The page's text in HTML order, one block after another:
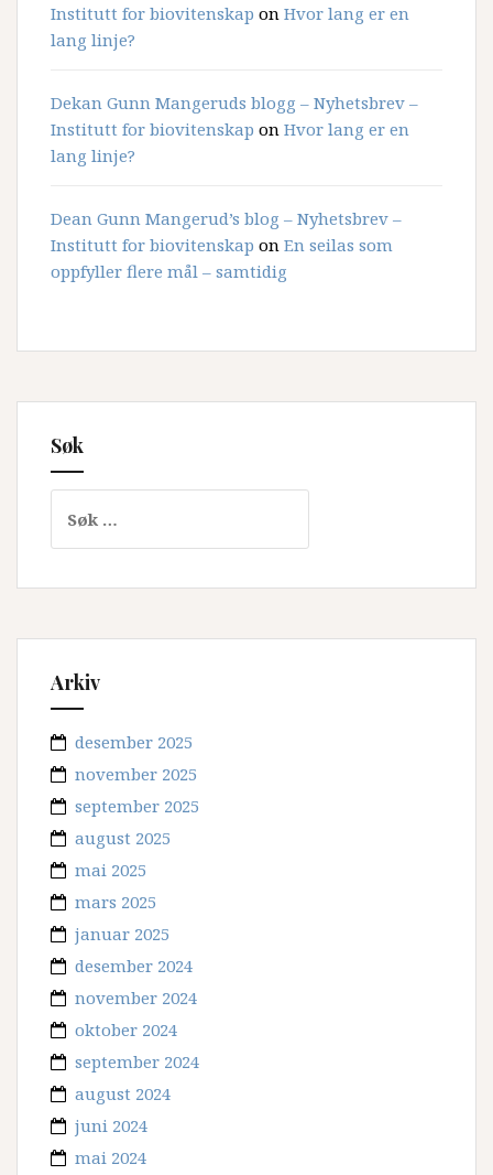
Institutt for biovitenskap on Hvor lang er en
lang linje?
Dekan Gunn Mangeruds blogg – Nyhetsbrev –
Institutt for biovitenskap on Hvor lang er en
lang linje?
Dean Gunn Mangerud’s blog – Nyhetsbrev –
Institutt for biovitenskap on En seilas som
oppfyller flere mål – samtidig
Søk
etter:
Arkiv
desember 2025
november 2025
september 2025
august 2025
mai 2025
mars 2025
januar 2025
desember 2024
november 2024
oktober 2024
september 2024
august 2024
juni 2024
mai 2024